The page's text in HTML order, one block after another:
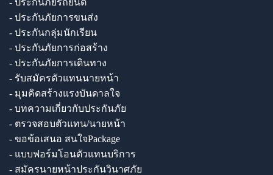
- ประกันภัยการขนส่ง
- ประกันกลุ่มนักเรียน
- ประกันภัยการก่อสร้าง
- ประกันภัยการเดินทาง
- รับสมัครตัวแทนนายหน้า
- มุมคิดสร้างแรงบันดาลใจ
- บทความเกี่ยวกับประกันภัย
- ตรวจสอบตัวแทน/นายหน้า
- ขอข้อเสนอ สนใจPackage
- แบบฟอร์มโอนตัวแทนบริการ
- สมัครนายหน้าประกันวินาศภัย